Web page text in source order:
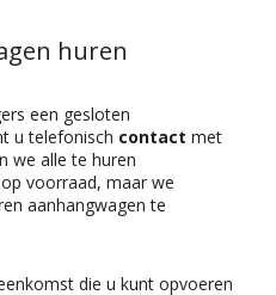
huren
een gesloten
u telefonisch contact met
we alle te huren
voorraad, maar we
aanhangwagen te
die u kunt opvoeren